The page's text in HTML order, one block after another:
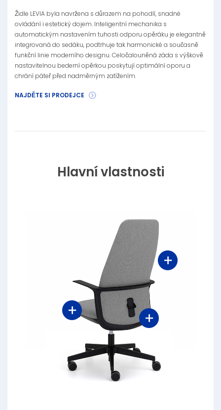
Židle LEVIA byla navržena s důrazem na pohodlí, snadné
ovládání i estetický dojem. Inteligentní mechanika s
automatickým nastavením tuhosti odporu opěráku je elegantně
integrovaná do sedáku, podtrhuje tak harmonické a současně
funkční linie moderního designu. Celočalouněná záda s výškově
nastavitelnou bederní opěrkou poskytují optimální oporu a
chrání páteř před nadměrným zatížením.
NAJDĚTE SI PRODEJCE
Hlavní vlastnosti